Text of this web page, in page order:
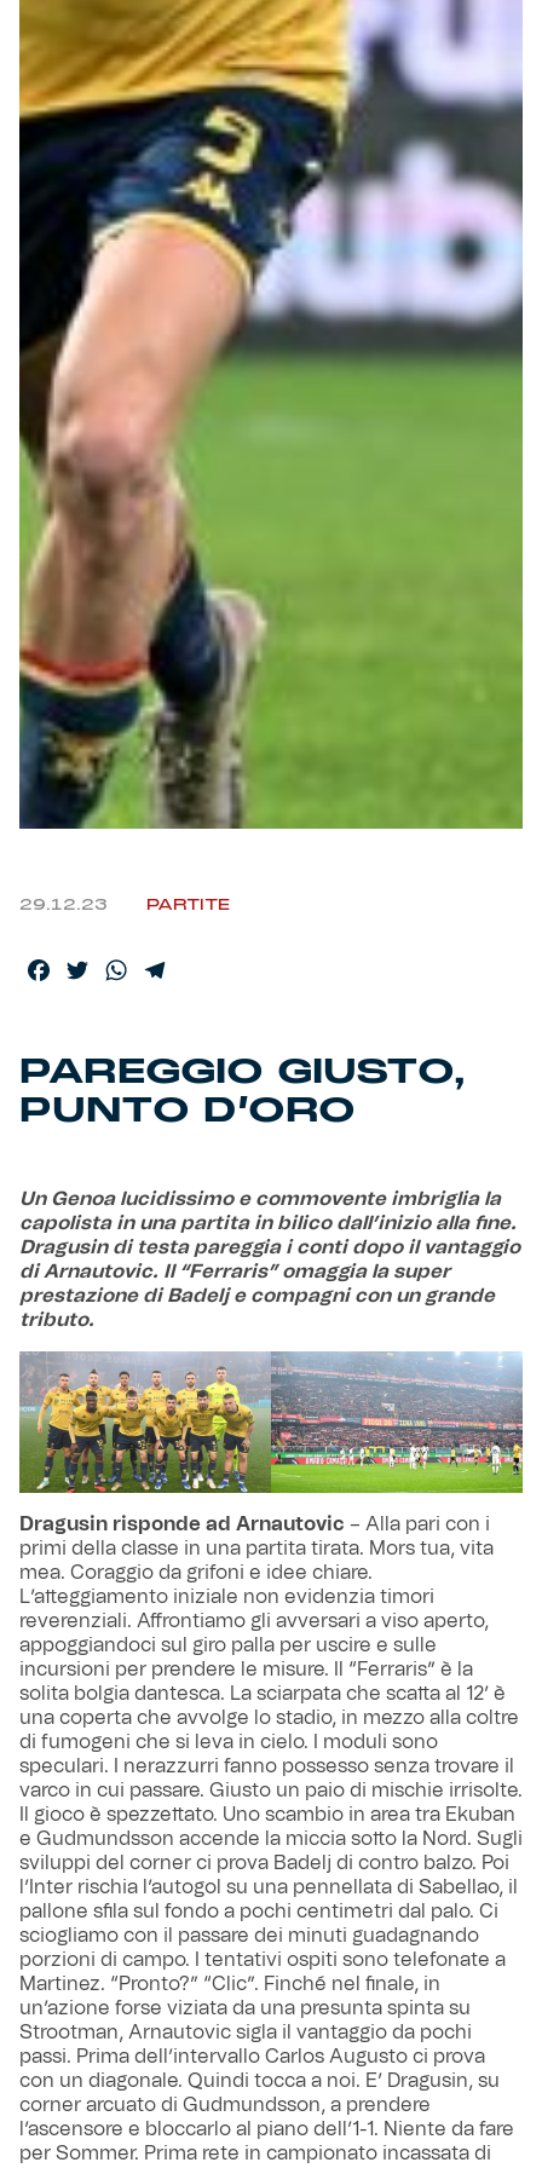
Robe di Kappa x Genoa
Vintage Collection
Red&Blue Voices
Accessori
Party
Outlet
Caffè Boasi x Genoa
Helan x Genoa
Isolani x Genoa
Gift Card Online Store
Fortissimo batte il mio cuor
29.12.23 PARTITE
Facebook
TwitterWhatsApp
PAREGGIO GIUSTO,
PUNTO D’ORO
Un Genoa lucidissimo e commovente imbriglia la
capolista in una partita in bilico dall’inizio alla fine.
Dragusin di testa pareggia i conti dopo il vantaggio
di Arnautovic. Il “Ferraris” omaggia la super
prestazione di Badelj e compagni con un grande
tributo.
Dragusin risponde ad Arnautovic – Alla pari con i
primi della classe in una partita tirata. Mors tua, vita
mea. Coraggio da grifoni e idee chiare.
L’atteggiamento iniziale non evidenzia timori
reverenziali. Affrontiamo gli avversari a viso aperto,
appoggiandoci sul giro palla per uscire e sulle
incursioni per prendere le misure. Il “Ferraris” è la
solita bolgia dantesca. La sciarpata che scatta al 12’ è
una coperta che avvolge lo stadio, in mezzo alla coltre
di fumogeni che si leva in cielo. I moduli sono
speculari. I nerazzurri fanno possesso senza trovare il
varco in cui passare. Giusto un paio di mischie irrisolte.
Il gioco è spezzettato. Uno scambio in area tra Ekuban
e Gudmundsson accende la miccia sotto la Nord. Sugli
sviluppi del corner ci prova Badelj di contro balzo. Poi
l’Inter rischia l’autogol su una pennellata di Sabellao, il
pallone sfila sul fondo a pochi centimetri dal palo. Ci
sciogliamo con il passare dei minuti guadagnando
porzioni di campo. I tentativi ospiti sono telefonate a
Martinez. “Pronto?” “Clic”. Finché nel finale, in
un’azione forse viziata da una presunta spinta su
Strootman, Arnautovic sigla il vantaggio da pochi
passi. Prima dell’intervallo Carlos Augusto ci prova
con un diagonale. Quindi tocca a noi. E’ Dragusin, su
corner arcuato di Gudmundsson, a prendere
l’ascensore e bloccarlo al piano dell’1-1. Niente da fare
per Sommer. Prima rete in campionato incassata di